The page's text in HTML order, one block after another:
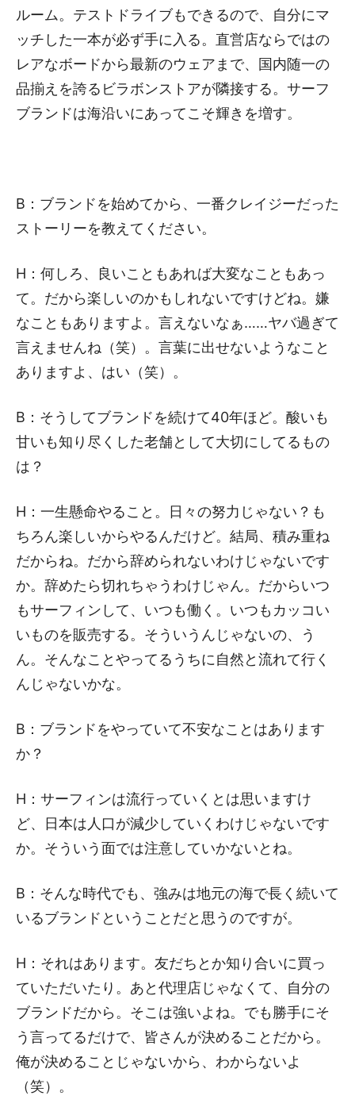
ルーム。テストドライブもできるので、自分にマ
ッチした一本が必ず手に入る。直営店ならではの
レアなボードから最新のウェアまで、国内随一の
品揃えを誇るビラボンストアが隣接する。サーフ
ブランドは海沿いにあってこそ輝きを増す。
B：ブランドを始めてから、一番クレイジーだった
ストーリーを教えてください。
H：何しろ、良いこともあれば大変なこともあっ
て。だから楽しいのかもしれないですけどね。嫌
なこともありますよ。言えないなぁ……ヤバ過ぎて
言えませんね（笑）。言葉に出せないようなこと
ありますよ、はい（笑）。
B：そうしてブランドを続けて40年ほど。酸いも
甘いも知り尽くした老舗として大切にしてるもの
は？
H：一生懸命やること。日々の努力じゃない？も
ちろん楽しいからやるんだけど。結局、積み重ね
だからね。だから辞められないわけじゃないです
か。辞めたら切れちゃうわけじゃん。だからいつ
もサーフィンして、いつも働く。いつもカッコい
いものを販売する。そういうんじゃないの、う
ん。そんなことやってるうちに自然と流れて行く
んじゃないかな。
B：ブランドをやっていて不安なことはあります
か？
H：サーフィンは流行っていくとは思いますけ
ど、日本は人口が減少していくわけじゃないです
か。そういう面では注意していかないとね。
B：そんな時代でも、強みは地元の海で長く続いて
いるブランドということだと思うのですが。
H：それはあります。友だちとか知り合いに買っ
ていただいたり。あと代理店じゃなくて、自分の
ブランドだから。そこは強いよね。でも勝手にそ
う言ってるだけで、皆さんが決めることだから。
俺が決めることじゃないから、わからないよ
（笑）。